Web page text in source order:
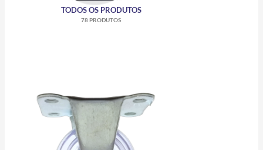
TODOS OS PRODUTOS
78 PRODUTOS